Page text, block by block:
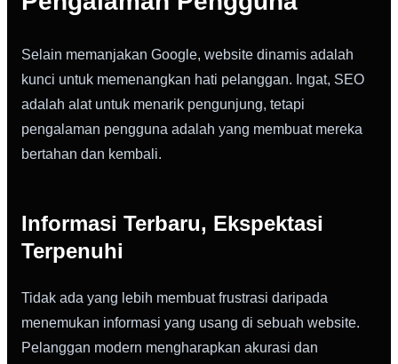
Selain memanjakan Google, website dinamis adalah
kunci untuk memenangkan hati pelanggan. Ingat, SEO
adalah alat untuk menarik pengunjung, tetapi
pengalaman pengguna adalah yang membuat mereka
bertahan dan kembali.
Informasi Terbaru, Ekspektasi
Terpenuhi
Tidak ada yang lebih membuat frustrasi daripada
menemukan informasi yang usang di sebuah website.
Pelanggan modern mengharapkan akurasi dan